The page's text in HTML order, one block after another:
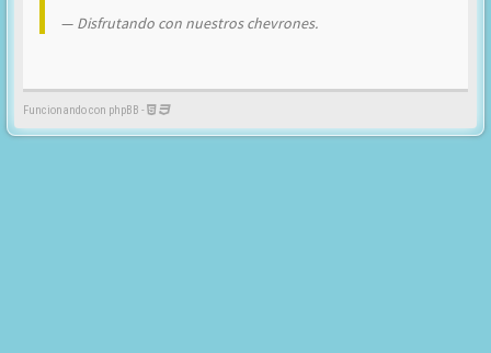
Disfrutando con nuestros chevrones.
Funcionando con phpBB -